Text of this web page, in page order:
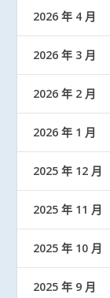
2026 年 4 月
2026 年 3 月
2026 年 2 月
2026 年 1 月
2025 年 12 月
2025 年 11 月
2025 年 10 月
2025 年 9 月